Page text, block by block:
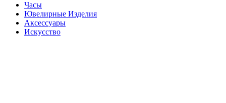
Часы
Ювелирные Изделия
Аксессуары
Искусство